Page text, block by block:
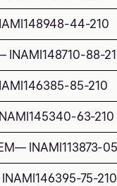
148948-44-210
INAMI 148710-88-
146385-85-210
INAMI 145340-63-210
— INAMI 113873-
INAMI 146395-75-210